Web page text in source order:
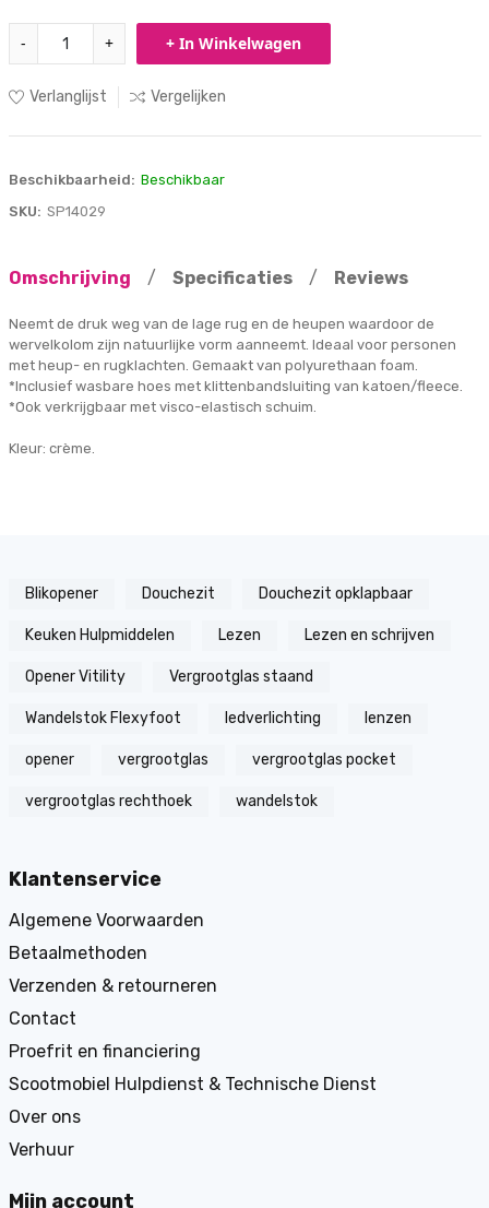
- + + In Winkelwagen
Verlanglijst Vergelijken
Beschikbaarheid: Beschikbaar
SKU: SP14029
Omschrijving / Specificaties / Reviews
Neemt de druk weg van de lage rug en de heupen waardoor de
wervelkolom zijn natuurlijke vorm aanneemt. Ideaal voor personen
met heup- en rugklachten. Gemaakt van polyurethaan foam.
*Inclusief wasbare hoes met klittenbandsluiting van katoen/fleece.
*Ook verkrijgbaar met visco-elastisch schuim.
Kleur: crème.
Blikopener Douchezit Douchezit opklapbaar
Keuken Hulpmiddelen Lezen Lezen en schrijven
Opener Vitility Vergrootglas staand
Wandelstok Flexyfoot ledverlichting lenzen
opener vergrootglas vergrootglas pocket
vergrootglas rechthoek wandelstok
Klantenservice
Algemene Voorwaarden
Betaalmethoden
Verzenden & retourneren
Contact
Proefrit en financiering
Scootmobiel Hulpdienst & Technische Dienst
Over ons
Verhuur
Mijn account